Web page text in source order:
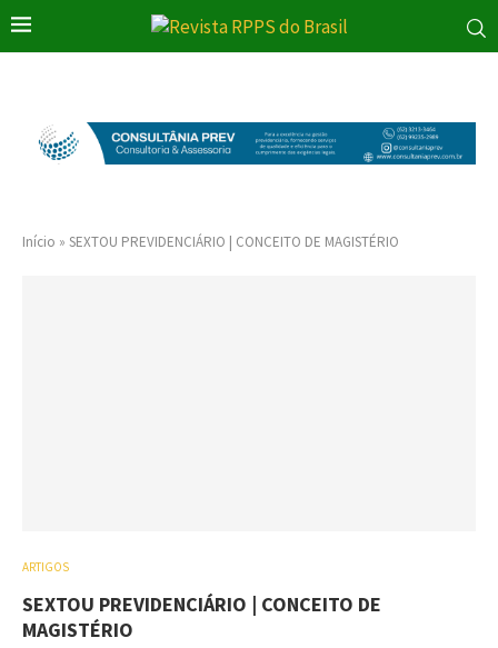
Início » SEXTOU PREVIDENCIÁRIO | CONCEITO DE MAGISTÉRIO
ARTIGOS
SEXTOU PREVIDENCIÁRIO | CONCEITO DE
MAGISTÉRIO